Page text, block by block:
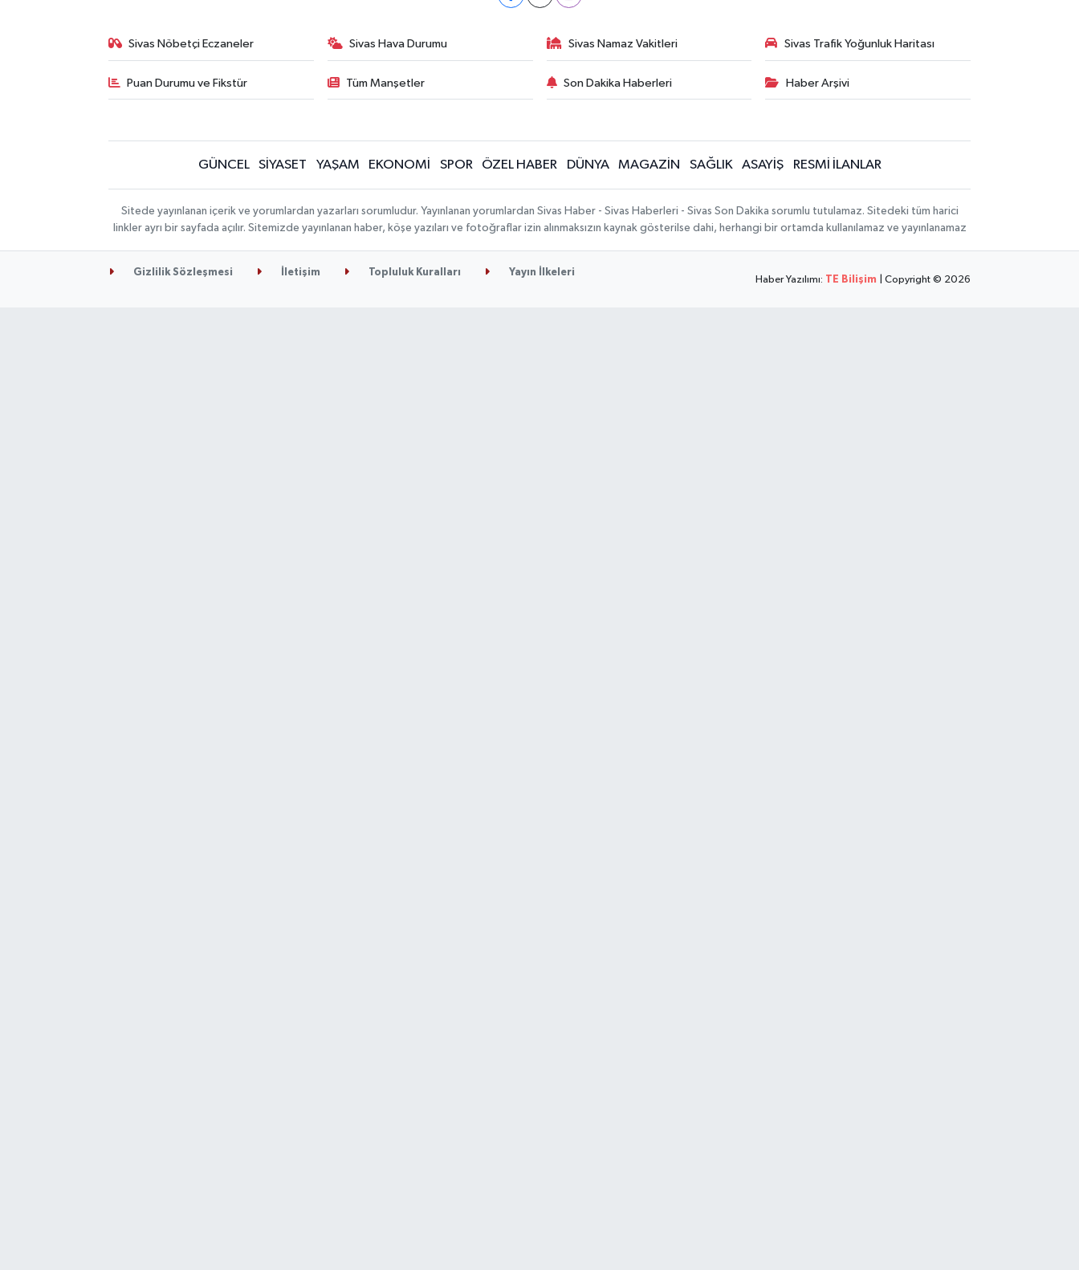
Sivas Nöbetçi Eczaneler Sivas Hava Durumu Sivas Namaz Vakitleri Sivas Trafik Yoğunluk Haritası
Puan Durumu ve Fikstür Tüm Manşetler Son Dakika Haberleri Haber Arşivi
GÜNCEL SİYASET YAŞAM EKONOMİ SPOR ÖZEL HABER DÜNYA MAGAZİN SAĞLIK ASAYİŞ RESMİ İLANLAR
Sitede yayınlanan içerik ve yorumlardan yazarları sorumludur. Yayınlanan yorumlardan Sivas Haber - Sivas Haberleri - Sivas Son Dakika sorumlu tutulamaz. Sitedeki tüm harici
linkler ayrı bir sayfada açılır. Sitemizde yayınlanan haber, köşe yazıları ve fotoğraflar izin alınmaksızın kaynak gösterilse dahi, herhangi bir ortamda kullanılamaz ve yayınlanamaz
Gizlilik Sözleşmesi İletişim Topluluk Kuralları Yayın İlkeleri
Haber Yazılımı: TE Bilişim | Copyright © 2026